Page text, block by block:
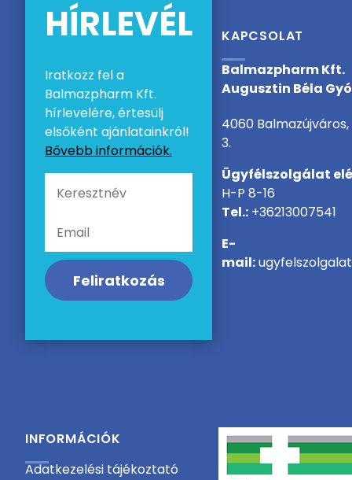
HÍRLEVÉL
Iratkozz fel a
Balmazpharm Kft.
hírlevelére, értesülj
elsőként ajánlatainkról!
Bővebb információk.
Feliratkozás
KAPCSOLAT
Balmazpharm Kft.
Augusztin Béla
4060 Balmazújváros,
3.
Ügyfélszolgálat
H-P 8-16
Tel.: +36213007541
E-
mail:
INFORMÁCIÓK
Adatkezelési tájékoztató